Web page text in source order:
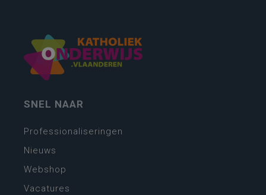
SNEL NAAR
Professionaliseringen
Nieuws
Webshop
Vacatures